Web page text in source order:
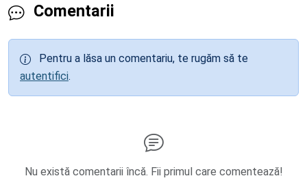
Comentarii
Pentru a lăsa un comentariu, te rugăm să te
autentifici.
Nu există comentarii încă. Fii primul care comentează!